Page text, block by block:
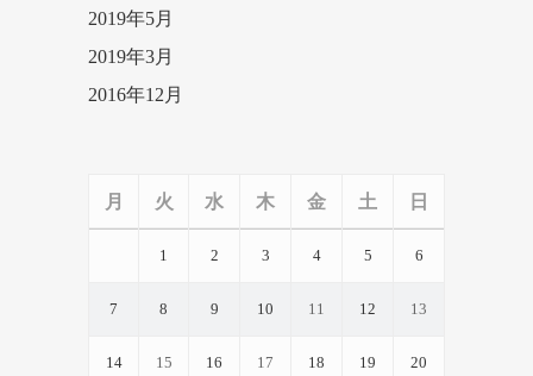
2019年5月
2019年3月
2016年12月
月 火 水 木 金 土 日
1 2 3 4 5 6
7 8 9 10 11 12 13
14 15 16 17 18 19 20